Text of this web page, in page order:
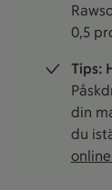
0,5
Tips:
din
du